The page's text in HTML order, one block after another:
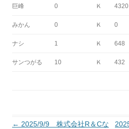
巨峰 0 Ｋ 4320
みかん 0 Ｋ 0
ナシ 1 Ｋ 648
サンつがる 10 Ｋ 432
投
← 2025/9/9 株式会社R＆Cな